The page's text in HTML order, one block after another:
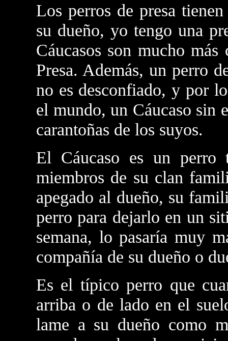
Los perros de presa
su dueño, yo tengo una
Cáucasos son mucho
Presa. Además, un perro
no es desconfiado, y por
el mundo, un Cáucaso sin
carantoñas de los suyos.
El Cáucaso es un perro
miembros de su clan
apegado al dueño, su
perro para dejarlo en un
semana, lo pasaría muy
compañía de su dueño o
Es el típico perro que
arriba o de lado en el
lame a su dueño como